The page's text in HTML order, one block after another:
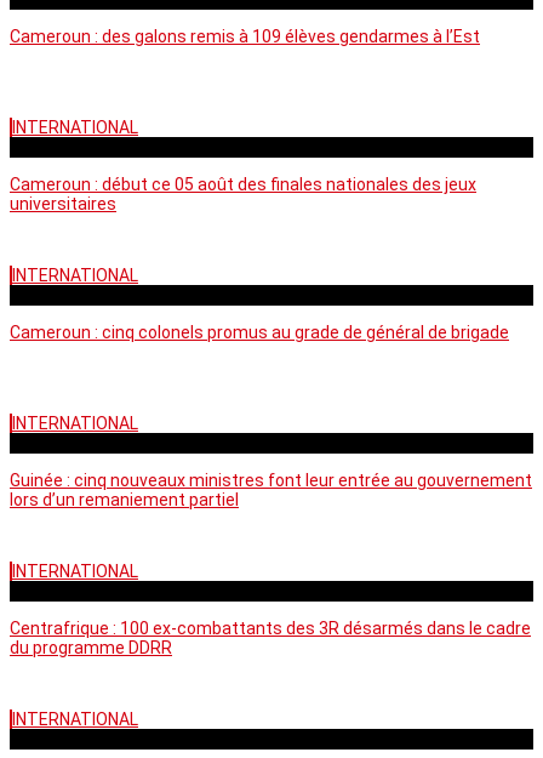
Cameroun : des galons remis à 109 élèves gendarmes à l’Est
INTERNATIONAL
Cameroun : début ce 05 août des finales nationales des jeux
universitaires
INTERNATIONAL
Cameroun : cinq colonels promus au grade de général de brigade
INTERNATIONAL
Guinée : cinq nouveaux ministres font leur entrée au gouvernement
lors d’un remaniement partiel
INTERNATIONAL
Centrafrique : 100 ex-combattants des 3R désarmés dans le cadre
du programme DDRR
INTERNATIONAL